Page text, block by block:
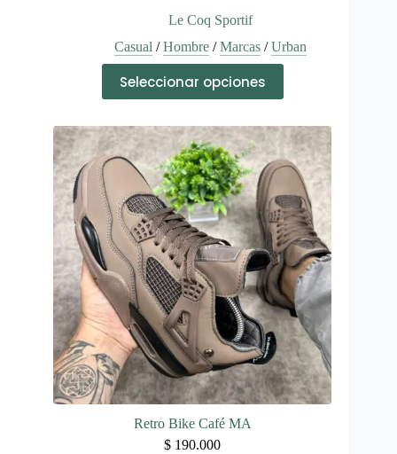
Le Coq Sportif
Casual /Hombre/Marcas/Urban
Seleccionar opciones
producto
tiene
variantes.
Las
opciones
se
pueden
elegir
en
la
página
de
producto
Retro Bike Café MA
$ 190.000